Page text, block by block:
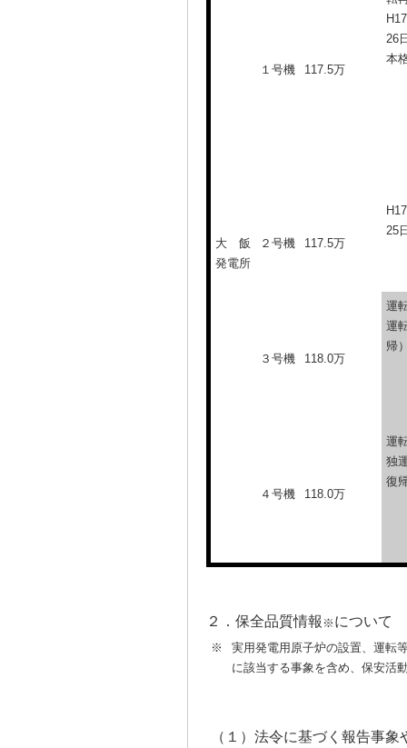
大 飯
発電所
１号機 117.5万
26
本
２号機 117.5万
25
３号機 118.0万
運
運
帰
４号機 118.0万
運
独
復
２．保全品質情報 ※ について
※
実用発電用原子炉の設置、運転
に該当する事象を含め、保安活
（１）法令に基づく報告事